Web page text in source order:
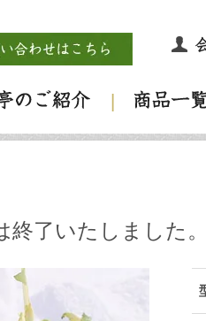
了いたしました。